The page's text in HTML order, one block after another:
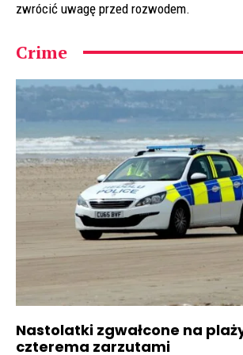
zwrócić uwagę przed rozwodem.
Crime
Nastolatki zgwałcone na
czterema zarzutami